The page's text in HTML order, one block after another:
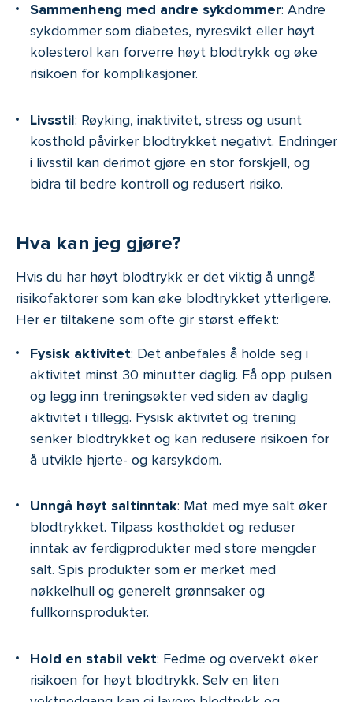
Sammenheng med andre sykdommer: Andre
sykdommer som diabetes, nyresvikt eller høyt
kolesterol kan forverre høyt blodtrykk og øke
risikoen for komplikasjoner.
Livsstil: Røyking, inaktivitet, stress og usunt
kosthold påvirker blodtrykket negativt. Endringer
i livsstil kan derimot gjøre en stor forskjell, og
bidra til bedre kontroll og redusert risiko.
Hva kan jeg gjøre?
Hvis du har høyt blodtrykk er det viktig å unngå
risikofaktorer som kan øke blodtrykket ytterligere.
Her er tiltakene som ofte gir størst effekt:
Fysisk aktivitet: Det anbefales å holde seg i
aktivitet minst 30 minutter daglig. Få opp pulsen
og legg inn treningsøkter ved siden av daglig
aktivitet i tillegg. Fysisk aktivitet og trening
senker blodtrykket og kan redusere risikoen for
å utvikle hjerte- og karsykdom.
Unngå høyt saltinntak: Mat med mye salt øker
blodtrykket. Tilpass kostholdet og reduser
inntak av ferdigprodukter med store mengder
salt. Spis produkter som er merket med
nøkkelhull og generelt grønnsaker og
fullkornsprodukter.
Hold en stabil vekt: Fedme og overvekt øker
risikoen for høyt blodtrykk. Selv en liten